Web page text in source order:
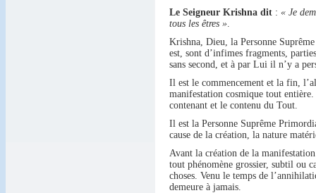
Le Seigneur Krishna dit : « Je
tous les êtres ».
Krishna, Dieu, la Personne
est, sont d’infimes fragments,
sans second, et à par Lui il n’y a
Il est le commencement et la fin,
manifestation cosmique tout
contenant et le contenu du Tout.
Il est la Personne Suprême
cause de la création, la nature
Avant la création de la
tout phénomène grossier, subtil ou
choses. Venu le temps de
demeure à jamais.